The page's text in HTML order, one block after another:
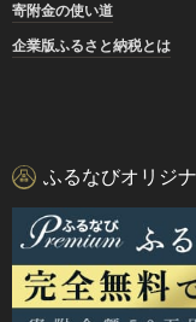
寄附金の使い道
企業版ふるさと納税とは
ふるなびオリジ